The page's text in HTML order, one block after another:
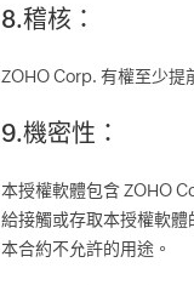
8.稽核：
ZOHO Corp. 有權至少提
9.機密性：
本授權軟體包含 ZOHO
給接觸或存取本授權軟
本合約不允許的用途。